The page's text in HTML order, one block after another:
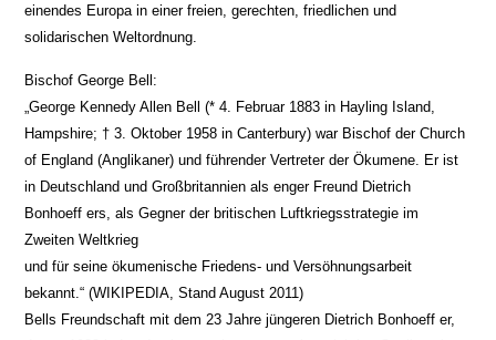
einendes Europa in einer freien, gerechten, friedlichen und
solidarischen Weltordnung.
Bischof George Bell:
„George Kennedy Allen Bell (* 4. Februar 1883 in Hayling Island,
Hampshire; † 3. Oktober 1958 in Canterbury) war Bischof der Church
of England (Anglikaner) und führender Vertreter der Ökumene. Er ist
in Deutschland und Großbritannien als enger Freund Dietrich
Bonhoeff ers, als Gegner der britischen Luftkriegsstrategie im
Zweiten Weltkrieg
und für seine ökumenische Friedens- und Versöhnungsarbeit
bekannt.“ (WIKIPEDIA, Stand August 2011)
Bells Freundschaft mit dem 23 Jahre jüngeren Dietrich Bonhoeff er,